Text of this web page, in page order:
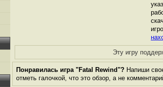
Эту игру
Понравилась игра "Fatal Rewind"? Напиши
отметь галочкой, что это обзор, а не